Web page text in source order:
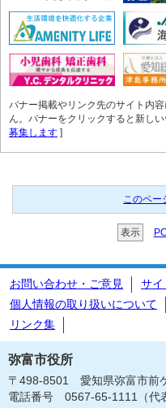
バナー掲載やリンク先のサイト内
ん。バナーをクリックすると新し
募集します ]
このペー
表示 PC
お問い合わせ・ご意見
サイ
個人情報の取り扱いについて
リンク集
弥富市役所
〒498-8501 愛知県弥富市前
電話番号 0567-65-1111（代